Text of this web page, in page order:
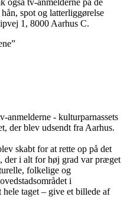
spot og latterliggørelse
1, 8000 Aarhus C.
- kulturparnassets
der blev udsendt fra Aarhus.
skabt for at rette op på det
der i alt for høj grad var præget
folkelige og
i
hele taget – give et billede af